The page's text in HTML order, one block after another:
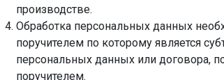
производстве.
Обработка персональных данных
поручителем по которому является
персональных данных или договора,
поручителем.